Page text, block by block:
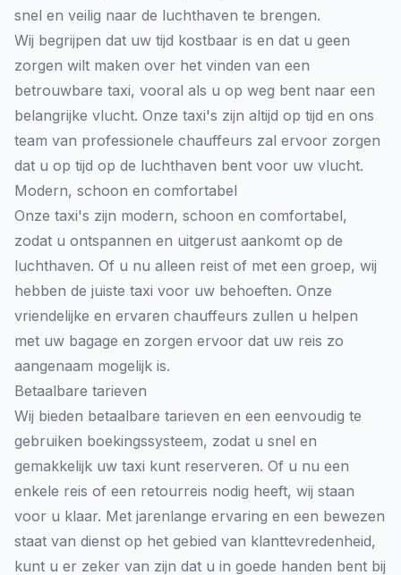
snel en veilig naar de luchthaven te brengen.
Wij begrijpen dat uw tijd kostbaar is en dat u geen
zorgen wilt maken over het vinden van een
betrouwbare taxi, vooral als u op weg bent naar een
belangrijke vlucht. Onze taxi's zijn altijd op tijd en ons
team van professionele chauffeurs zal ervoor zorgen
dat u op tijd op de luchthaven bent voor uw vlucht.
Modern, schoon en comfortabel
Onze taxi's zijn modern, schoon en comfortabel,
zodat u ontspannen en uitgerust aankomt op de
luchthaven. Of u nu alleen reist of met een groep, wij
hebben de juiste taxi voor uw behoeften. Onze
vriendelijke en ervaren chauffeurs zullen u helpen
met uw bagage en zorgen ervoor dat uw reis zo
aangenaam mogelijk is.
Betaalbare tarieven
Wij bieden betaalbare tarieven en een eenvoudig te
gebruiken boekingssysteem, zodat u snel en
gemakkelijk uw taxi kunt reserveren. Of u nu een
enkele reis of een retourreis nodig heeft, wij staan
voor u klaar. Met jarenlange ervaring en een bewezen
staat van dienst op het gebied van klanttevredenheid,
kunt u er zeker van zijn dat u in goede handen bent bij